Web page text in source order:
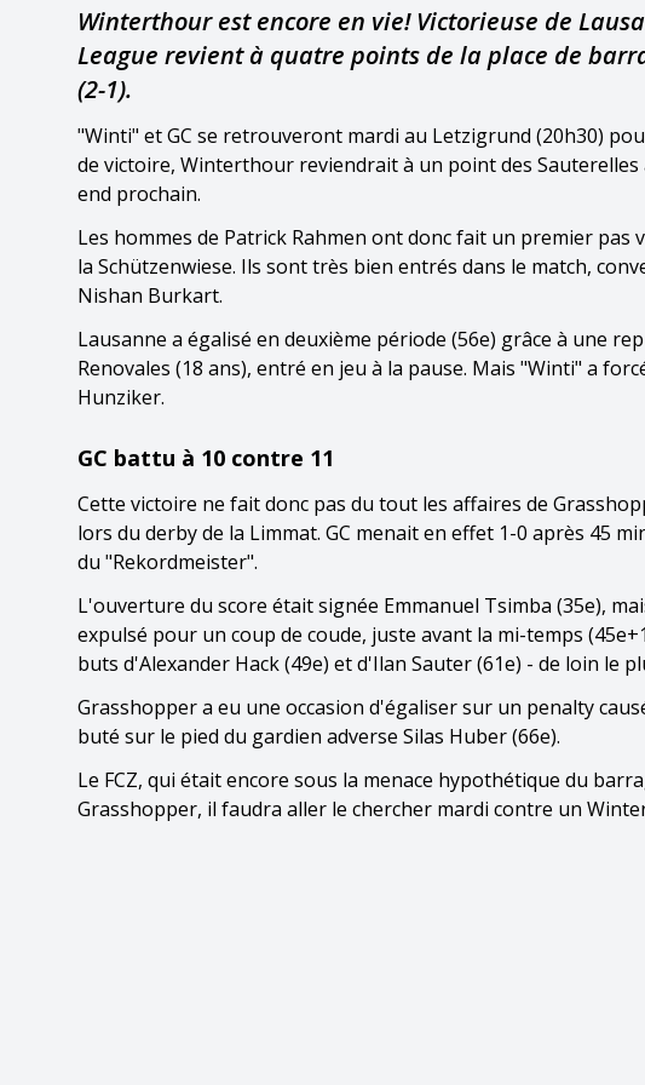
Winterthour est encore en vie! Victorieuse de
League revient à quatre points de la place de
(2-1).
"Winti" et GC se retrouveront mardi au Letzigrund (20h30)
de victoire, Winterthour reviendrait à un point des
end prochain.
Les hommes de Patrick Rahmen ont donc fait un premier
la Schützenwiese. Ils sont très bien entrés dans le match,
Nishan Burkart.
Lausanne a égalisé en deuxième période (56e) grâce à une
Renovales (18 ans), entré en jeu à la pause. Mais "Winti" a
Hunziker.
GC battu à 10 contre 11
Cette victoire ne fait donc pas du tout les affaires de
lors du derby de la Limmat. GC menait en effet 1-0 après 45
du "Rekordmeister".
L'ouverture du score était signée Emmanuel Tsimba (35e),
expulsé pour un coup de coude, juste avant la mi-temps
buts d'Alexander Hack (49e) et d'Ilan Sauter (61e) - de loin le
Grasshopper a eu une occasion d'égaliser sur un penalty
buté sur le pied du gardien adverse Silas Huber (66e).
Le FCZ, qui était encore sous la menace hypothétique du
Grasshopper, il faudra aller le chercher mardi contre un